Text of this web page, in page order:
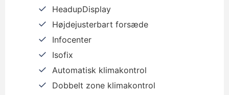
HeadupDisplay
Højdejusterbart forsæde
Infocenter
Isofix
Automatisk klimakontrol
Dobbelt zone klimakontrol